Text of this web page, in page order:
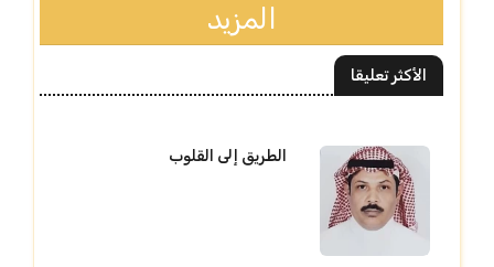
المزيد
الأكثر تعليقا
الطريق إلى القلوب